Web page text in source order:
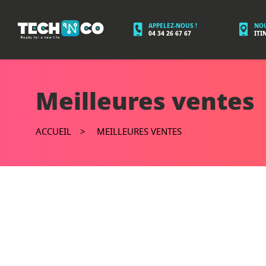
APPELEZ-NOUS !
04 34 26 67 67
Meilleures ventes
ACCUEIL MEILLEURES VENTES